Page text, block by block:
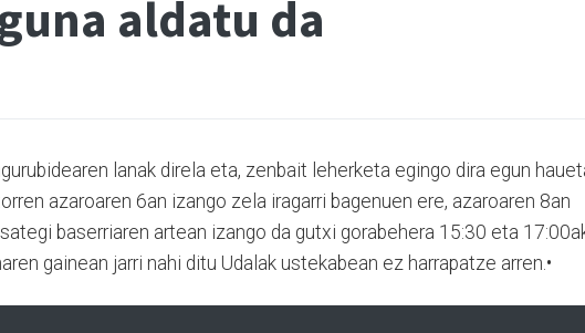
aldatu da
lanak direla eta, zenbait leherketa egingo dira egun
azaroaren 6an izango zela iragarri bagenuen ere, azaroaren 8an
baserriaren artean izango da gutxi gorabehera 15:30 eta
gainean jarri nahi ditu Udalak ustekabean ez harrapatze arren.•